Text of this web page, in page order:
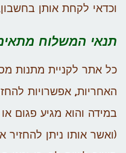
וכדאי לקחת אותן
תנאי המשלוח
כל אתר לקניית מתנות
האחריות, אפשרויות
במידה והוא מגיע פגום
(ואשר אותו ניתן להחזיר